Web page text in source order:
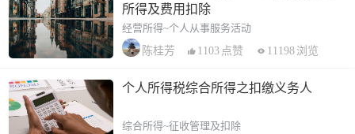
所得及费用扣除
经营所得~个人从事服务活动
陈桂芳
1103 点赞 11198 浏览
个人所得税综合所得之扣缴义务人
综合所得~征收管理及扣除